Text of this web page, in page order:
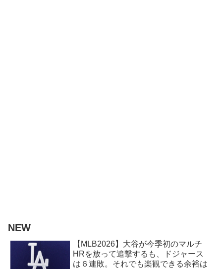
NEW
【MLB2026】大谷が今季初のマルチ
HRを放って追撃するも、ドジャース
は６連敗。それでも楽観できる余裕は